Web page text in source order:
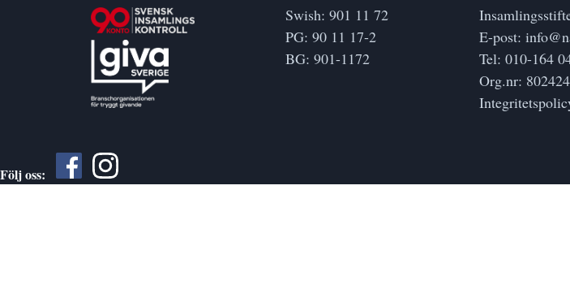
Swish: 901 11 72
PG: 90 11 17-2
BG: 901-1172
E-post:
Tel: 010-164
Org.nr:
Följ oss: